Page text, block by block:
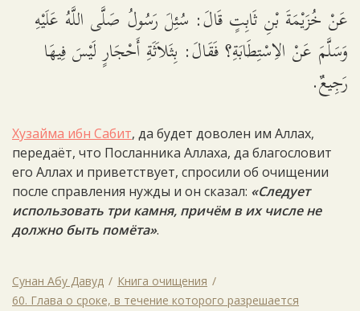
عَنْ خُزَيْمَةَ بْنِ ثَابِتٍ قَالَ: سُئِلَ رَسُولُ صَلَّى اللَّهُ عَلَيْهِ
وَسَلَّمَ عَنْ الاِسْتِطَابَةِ؟ فَقَالَ: بِثَلاَثَةِ أَحْجَارٍ لَيْسَ فِيهَا
رَجِيعٌ.
Хузайма ибн Сабит, да будет доволен им Аллах,
передаёт, что Посланника Аллаха, да благословит
его Аллах и приветствует, спросили об очищении
после справления нужды и он сказал: «Следует
использовать три камня, причём в их числе не
должно быть помёта».
Сунан Абу Давуд
Книга очищения
60. Глава о сроке, в течение которого разрешается